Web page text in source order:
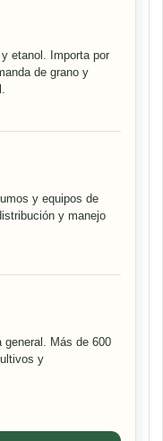
etanol. Importa por
de grano y
y equipos de
y manejo
general. Más de 600
y